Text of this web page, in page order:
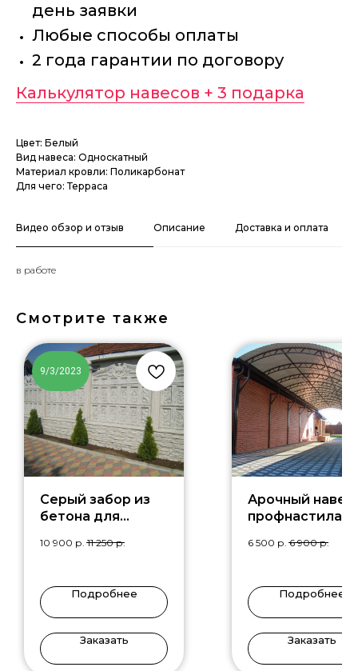
день заявки
Любые способы оплаты
2 года гарантии по договору
Калькулятор навесов + 3 подарка
Цвет: Белый
Вид навеса: Односкатный
Материал кровли: Поликарбонат
Для чего: Терраса
Видео обзор и отзыв Описание Доставка и оплата
в работе
Смотрите также
9/3/2023
Серый забор из
бетона для
10 900 р. 11 250 р.
Подробнее
Заказать
Арочный навес
профнастила
6 500 р. 6 900 р.
Подробнее
Заказать